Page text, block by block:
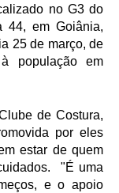
no G3 do
44, em Goiânia,
25 de março, de
população em
de Costura,
por eles
estar de quem
"É uma
e o apoio